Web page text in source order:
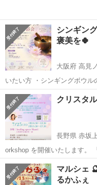
シンギン
褒美を🍀
大阪府 高見
いたい方 ・​シンギングボウル
体のエネル…
大阪 松原市 高見ノ里
クリスタ
長野県 赤坂
orkshop を開催いたします。 「
"水…
長野 上田市 赤坂上駅
クリスタルボウル
マルシェ 🔮占い ダイレック
るかふぇ